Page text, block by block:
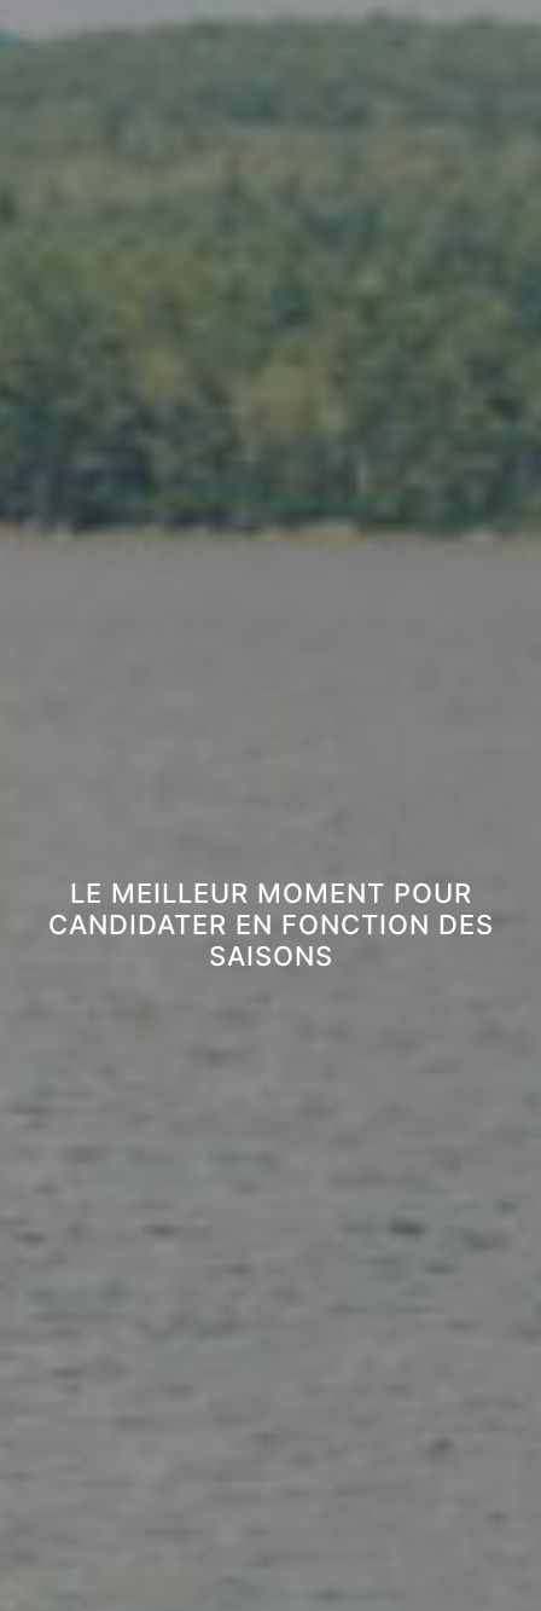
LE MEILLEUR MOMENT POUR
CANDIDATER EN FONCTION DES
SAISONS